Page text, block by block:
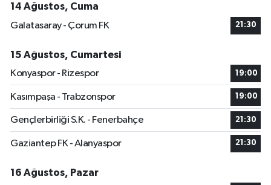
14 Ağustos, Cuma
Galatasaray - Çorum FK
21:30
15 Ağustos, Cumartesi
Konyaspor - Rizespor
19:00
Kasımpaşa - Trabzonspor 19:00
Gençlerbirliği S.K. - Fenerbahçe 21:30
Gaziantep FK - Alanyaspor 21:30
16 Ağustos, Pazar